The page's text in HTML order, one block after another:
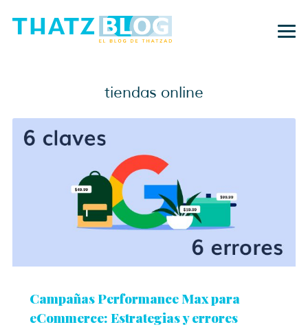
tiendas online
Campañas Performance Max para
eCommerce: Estrategias y errores